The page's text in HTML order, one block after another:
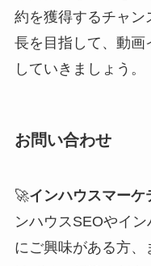
約を獲得するチャ
長を目指して、動画
していきましょう。
お問い合わせ
🚀インハウスマーケ
ンハウスSEOやイ
にご興味がある方